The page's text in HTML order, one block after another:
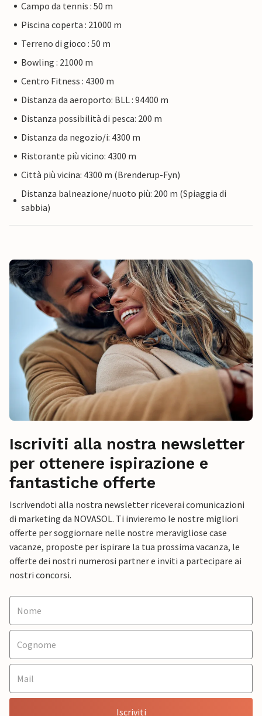
Campo da tennis : 50 m
Piscina coperta : 21000 m
Terreno di gioco : 50 m
Bowling : 21000 m
Centro Fitness : 4300 m
Distanza da aeroporto: BLL : 94400 m
Distanza possibilità di pesca: 200 m
Distanza da negozio/i: 4300 m
Ristorante più vicino: 4300 m
Città più vicina: 4300 m (Brenderup-Fyn)
Distanza balneazione/nuoto più: 200 m (Spiaggia di
sabbia)
Iscriviti alla nostra newsletter
per ottenere ispirazione e
fantastiche offerte
Iscrivendoti alla nostra newsletter riceverai comunicazioni
di marketing da NOVASOL. Ti invieremo le nostre migliori
offerte per soggiornare nelle nostre meravigliose case
vacanze, proposte per ispirare la tua prossima vacanza, le
offerte dei nostri numerosi partner e inviti a partecipare ai
nostri concorsi.
Iscriviti